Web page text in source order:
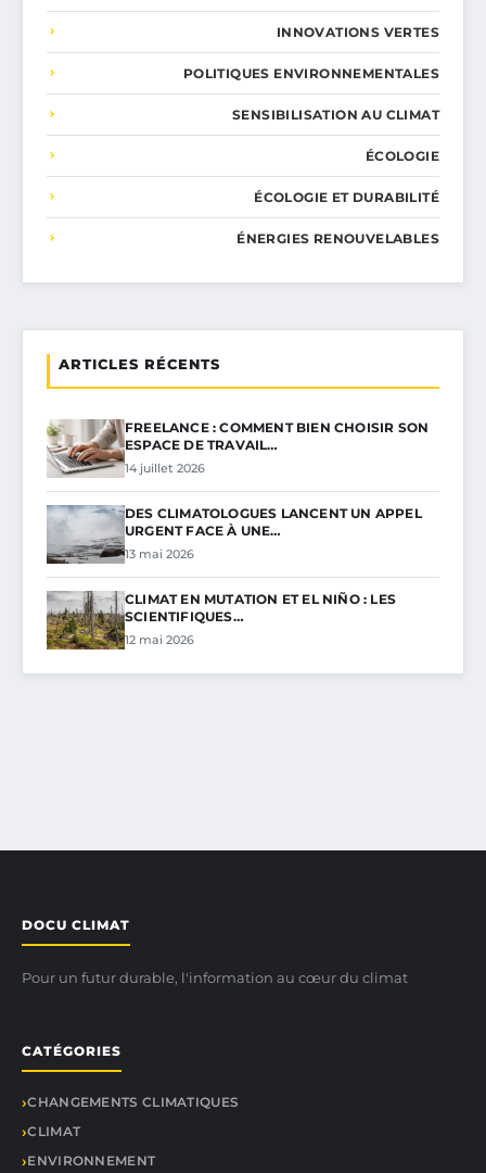
INNOVATIONS VERTES
POLITIQUES ENVIRONNEMENTALES
SENSIBILISATION AU CLIMAT
ÉCOLOGIE
ÉCOLOGIE ET DURABILITÉ
ÉNERGIES RENOUVELABLES
ARTICLES RÉCENTS
FREELANCE : COMMENT BIEN CHOISIR SON
ESPACE DE TRAVAIL…
14 juillet 2026
DES CLIMATOLOGUES LANCENT UN APPEL
URGENT FACE À UNE…
13 mai 2026
CLIMAT EN MUTATION ET EL NIÑO : LES
SCIENTIFIQUES…
12 mai 2026
DOCU CLIMAT
Pour un futur durable, l'information au cœur du climat
CATÉGORIES
CHANGEMENTS CLIMATIQUES
CLIMAT
ENVIRONNEMENT